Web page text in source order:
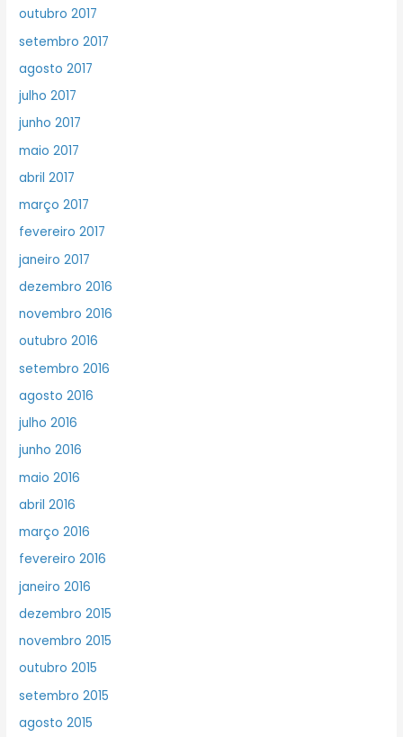
outubro 2017
setembro 2017
agosto 2017
julho 2017
junho 2017
maio 2017
abril 2017
março 2017
fevereiro 2017
janeiro 2017
dezembro 2016
novembro 2016
outubro 2016
setembro 2016
agosto 2016
julho 2016
junho 2016
maio 2016
abril 2016
março 2016
fevereiro 2016
janeiro 2016
dezembro 2015
novembro 2015
outubro 2015
setembro 2015
agosto 2015